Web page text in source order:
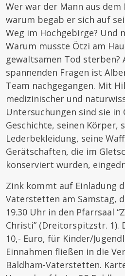
Wer war der Mann aus dem
warum begab er sich auf
Weg im Hochgebirge? Und
Warum musste Ötzi am
gewaltsamen Tod sterben?
spannenden Fragen ist
Team nachgegangen. Mit
medizinischer und
Untersuchungen sind sie in
Geschichte, seinen Körper,
Lederbekleidung, seine
Gerätschaften, die im
konserviert wurden,
Zink kommt auf Einladung
Vaterstetten am Samstag,
19.30 Uhr in den Pfarrsaal
Christi” (Dreitorspitzstr.
10,- Euro, für Kinder/
Einnahmen fließen in die
Baldham-Vaterstetten.